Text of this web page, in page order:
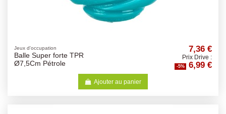
Jeux d'occupation
Balle Super forte TPR
Ø7,5Cm Pétrole
7,36 €
Prix Drive :
-5% 6,99 €
Ajouter au panier